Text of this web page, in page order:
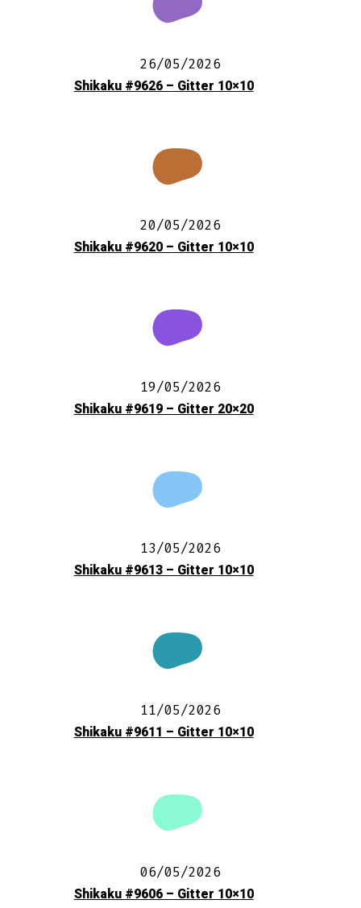
26/05/2026
Shikaku #9626 – Gitter 10×10
20/05/2026
Shikaku #9620 – Gitter 10×10
19/05/2026
Shikaku #9619 – Gitter 20×20
13/05/2026
Shikaku #9613 – Gitter 10×10
11/05/2026
Shikaku #9611 – Gitter 10×10
06/05/2026
Shikaku #9606 – Gitter 10×10